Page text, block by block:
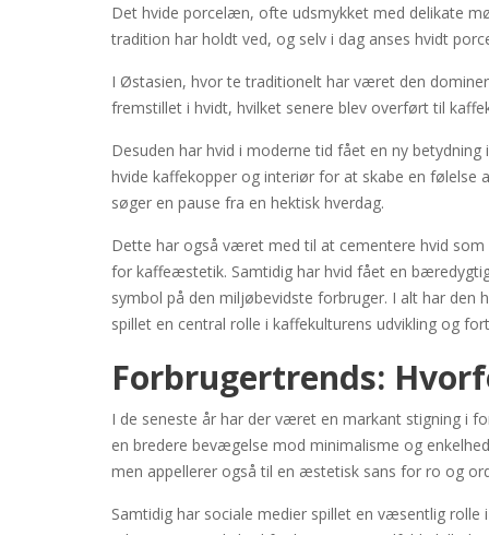
Det hvide porcelæn, ofte udsmykket med delikate
tradition har holdt ved, og selv i dag anses hvidt
I Østasien, hvor te traditionelt har været den
fremstillet i hvidt, hvilket senere blev overført til
Desuden har hvid i moderne tid fået en ny
hvide kaffekopper og interiør for at skabe en følelse
søger en pause fra en hektisk hverdag.
Dette har også været med til at cementere hvid
for kaffeæstetik. Samtidig har hvid fået en
symbol på den miljøbevidste forbruger. I alt har den
spillet en central rolle i kaffekulturens udvikling og
Forbrugertrends:
I de seneste år har der været en markant stigning i
en bredere bevægelse mod minimalisme og
men appellerer også til en æstetisk sans for ro og
Samtidig har sociale medier spillet en væsentlig